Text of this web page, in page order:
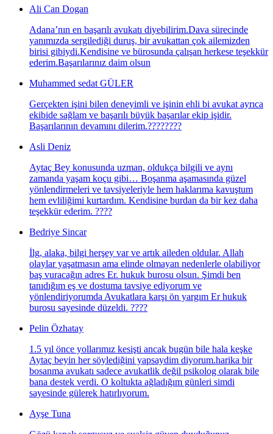
Ali Can Dogan
Adana’nın en başarılı avukatı diyebilirim.Dava sürecinde
yanımızda sergilediği duruş, bir avukattan çok ailemizden
birisi gibiydi.Kendisine ve bürosunda çalışan herkese teşekkür
ederim.Başarılarınız daim olsun
Muhammed sedat GÜLER
Gerçekten işini bilen deneyimli ve işinin ehli bi avukat ayrıca
ekibide sağlam ve başarılı büyük başarılar ekip işidir.
Başarılarının devamını dilerim.????????
Asli Deniz
Aytaç Bey konusunda uzman, oldukça bilgili ve aynı
zamanda yaşam koçu gibi… Boşanma aşamasında güzel
yönlendirmeleri ve tavsiyeleriyle hem haklarıma kavuştum
hem evliliğimi kurtardım. Kendisine burdan da bir kez daha
teşekkür ederim. ????
Bedriye Sincar
İlg, alaka, bilgi herşey var ve artık aileden oldular. Allah
olaylar yaşatmasın ama elinde olmayan nedenlerle olabiliyor
baş vuracağın adres Er. hukuk burosu olsun. Şimdi ben
tanıdığım eş ve dostuma tavsiye ediyorum ve
yönlendiriyorumda Avukatlara karşı ön yargım Er hukuk
burosu sayesinde düzeldi. ????
Pelin Özhatay
1.5 yıl önce yollarımız kesişti ancak bugün bile hala keşke
Aytaç beyin her söylediğini yapsaydim diyorum.harika bir
bosanma avukatı sadece avukatlik değil psikolog olarak bile
bana destek verdi. O koltukta ağladığım günleri simdi
sayesinde gülerek hatırlıyorum.
Ayşe Tuna